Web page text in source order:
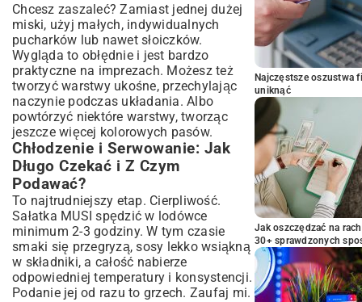
Chcesz zaszaleć? Zamiast jednej dużej
miski, użyj małych, indywidualnych
pucharków lub nawet słoiczków.
Wygląda to obłędnie i jest bardzo
praktyczne na imprezach. Możesz też
tworzyć warstwy ukośne, przechylając
naczynie podczas układania. Albo
powtórzyć niektóre warstwy, tworząc
jeszcze więcej kolorowych pasów.
Chłodzenie i Serwowanie: Jak
Długo Czekać i Z Czym
Podawać?
To najtrudniejszy etap. Cierpliwość.
Sałatka MUSI spędzić w lodówce
minimum 2-3 godziny. W tym czasie
smaki się przegryzą, sosy lekko wsiąkną
w składniki, a całość nabierze
odpowiedniej temperatury i konsystencji.
Podanie jej od razu to grzech. Zaufaj mi.
Najczęstsze oszustwa
uniknąć
Jak oszczędzać na
30+ sprawdzonych